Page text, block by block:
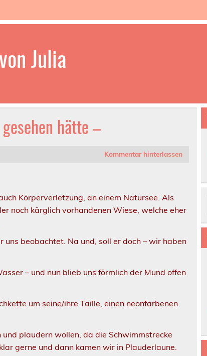
Julia
hätte –
Kommentar hinterlassen
Körperverletzung, an einem Natursee. Als
noch kärglich vorhandenen Wiese, welche eher
beobachtet. Na und, soll er doch – wir haben
– und nun blieb uns förmlich der Mund offen
um seine/ihre Taille, einen neonfarbenen
plaudern wollen, da die Schwimmstrecke
gerne und dann kamen wir in Plauderlaune.